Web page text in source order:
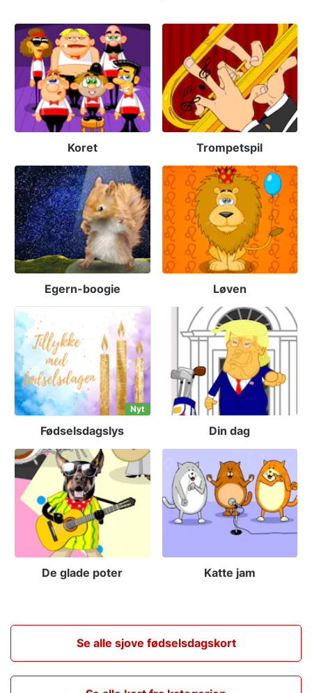
Koret Trompetspil
Egern-boogie Løven
Nyt
Fødselsdagslys Din dag
De glade poter Katte jam
Se alle sjove fødselsdagskort